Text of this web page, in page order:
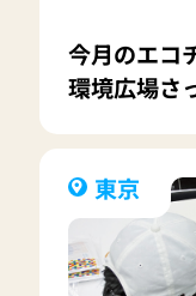
今月のエ
環境広場さ
東京